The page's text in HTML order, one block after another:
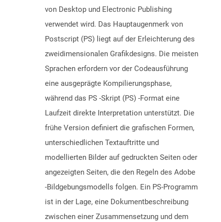
von Desktop und Electronic Publishing
verwendet wird. Das Hauptaugenmerk von
Postscript (PS) liegt auf der Erleichterung des
zweidimensionalen Grafikdesigns. Die meisten
Sprachen erfordern vor der Codeausführung
eine ausgeprägte Kompilierungsphase,
während das PS -Skript (PS) -Format eine
Laufzeit direkte Interpretation unterstützt. Die
frühe Version definiert die grafischen Formen,
unterschiedlichen Textauftritte und
modellierten Bilder auf gedruckten Seiten oder
angezeigten Seiten, die den Regeln des Adobe
-Bildgebungsmodells folgen. Ein PS-Programm
ist in der Lage, eine Dokumentbeschreibung
zwischen einer Zusammensetzung und dem